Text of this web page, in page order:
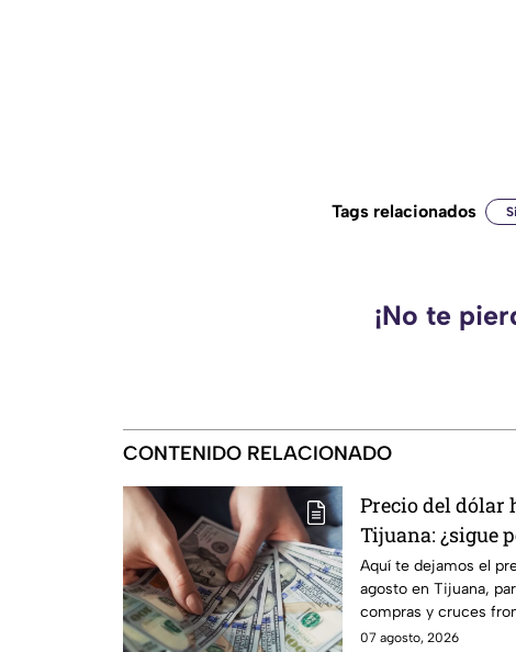
Tags relacionados
¡No te
CONTENIDO RELACIONADO
Precio del dólar
Tijuana: ¿sigue
viernes?
Aquí te dejamos el
agosto en Tijuana,
compras y cruces
actualizada.
07 agosto, 2026